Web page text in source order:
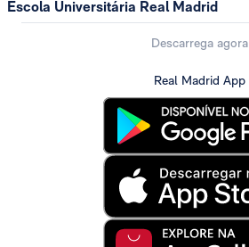
Escola Universitária Real Madrid
Descarrega agora
Real Madrid App